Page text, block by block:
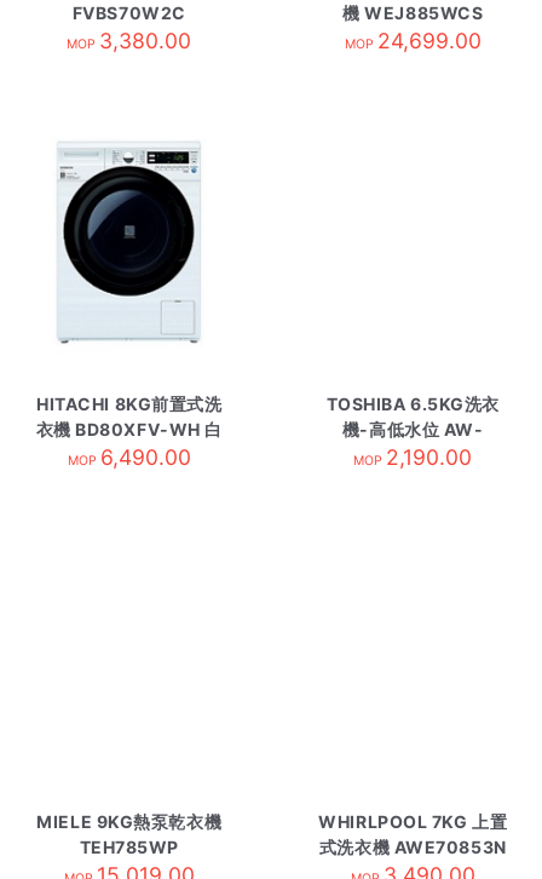
FVBS70W2C
MOP 3,380.00
機 WEJ885WCS
MOP 24,699.00
HITACHI 8KG前置式洗
衣機 BD80XFV-WH 白
MOP 6,490.00
TOSHIBA 6.5KG洗衣
機-高低水位 AW-
Q751APH
MOP 2,190.00
MIELE 9KG熱泵乾衣機
TEH785WP
WHIRLPOOL 7KG 上置
式洗衣機 AWE70853N